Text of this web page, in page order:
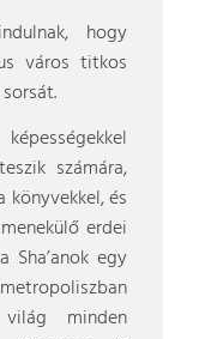
hogy
város titkos
számára,
könyvekkel, és
erdei
Sha’anok egy
minden